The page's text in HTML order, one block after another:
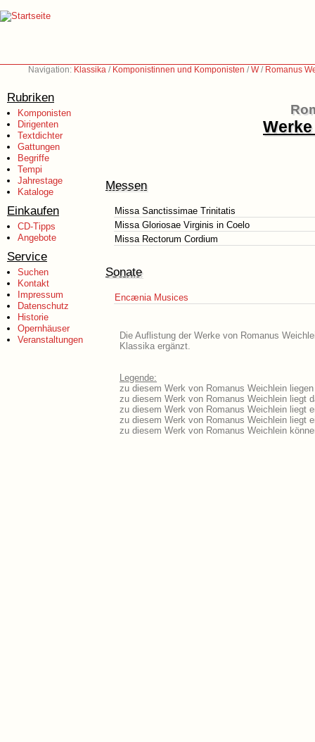
Navigation: Klassika / Komponistinnen und Komponisten /W/ Romanus
Rubriken
Komponisten
Dirigenten
Textdichter
Gattungen
Begriffe
Tempi
Jahrestage
Kataloge
Einkaufen
CD-Tipps
Angebote
Service
Suchen
Kontakt
Impressum
Datenschutz
Historie
Opernhäuser
Veranstaltungen
Messen
Missa Sanctissimae Trinitatis
Missa Gloriosae Virginis in Coelo
Missa Rectorum Cordium
Sonate
Encænia Musices
Die Auflistung der Werke von Romanus
Klassika ergänzt.
Legende:
zu diesem Werk von Romanus Weichlein
zu diesem Werk von Romanus Weichlein liegt
zu diesem Werk von Romanus Weichlein liegt
zu diesem Werk von Romanus Weichlein liegt
zu diesem Werk von Romanus Weichlein